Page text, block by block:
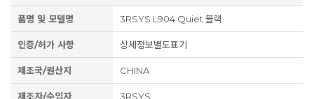
품명 및 모델명 3RSYS L904 Quiet 블랙
인증/허가 사항 상세정보별도표기
제조국/원산지 CHINA
제조자/수입자 3RSYS